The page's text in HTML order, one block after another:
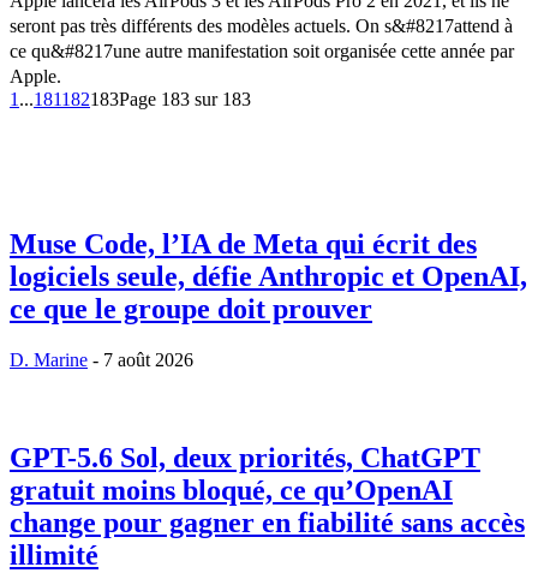
seront pas très différents des modèles actuels. On s&#8217attend à
ce qu&#8217une autre manifestation soit organisée cette année par
Apple.
1 ...181182183Page 183 sur 183
Muse Code, l’IA de Meta qui écrit des
logiciels seule, défie Anthropic et OpenAI,
ce que le groupe doit prouver
D. Marine - 7 août 2026
GPT-5.6 Sol, deux priorités, ChatGPT
gratuit moins bloqué, ce qu’OpenAI
change pour gagner en fiabilité sans accès
illimité